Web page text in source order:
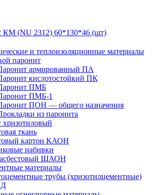
КМ (NU 2312) 60*130*46 (шт)
и теплоизоляционные материалы
паронит
армированный ПА
кислотостойкий ПК
ПМБ
ПМБ-1
ПОН — общего назначения
из паронита
хризотиловый
ткань
картон КАОН
набивки
ШАОН
материалы
трубы (хризотилцементные)